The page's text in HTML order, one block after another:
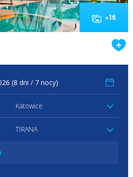
+16
Katowice
TIRANA